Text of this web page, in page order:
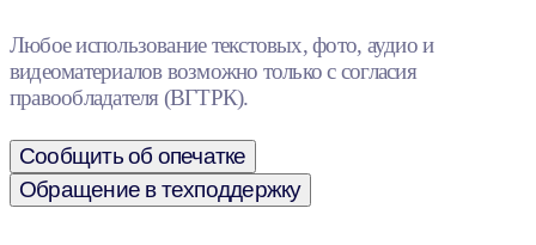
Любое использование текстовых, фото, аудио и
видеоматериалов возможно только с согласия
правообладателя (ВГТРК).
Сообщить об опечатке
Обращение в техподдержку